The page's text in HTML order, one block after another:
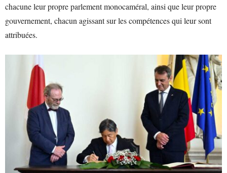
chacune leur propre parlement monocaméral, ainsi que leur propre
gouvernement, chacun agissant sur les compétences qui leur sont
attribuées.